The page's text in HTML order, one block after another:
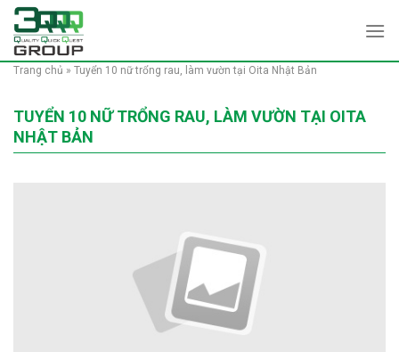
Skip
content
Trang chủ » Tuyển 10 nữ trổng rau, làm vườn tại Oita Nhật Bản
TUYỂN 10 NỮ TRỔNG RAU, LÀM VƯỜN TẠI OITA
NHẬT BẢN